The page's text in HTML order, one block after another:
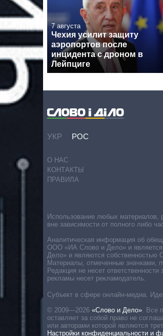
7 августа
Чехия усилит защиту
аэропортов после
инцидента с дроном в
Лейпциге
УКР РОС
О НАС
КОНТАКТЫ
ПРАВИЛА
Субъект в сфере онлайн-медиа.
© 2009—2026 «Слово и Дело» Все
оставляет за собой право не
или авторами которой являются
Настройки конфиденциальности и
Использование любых материалов,
вне зависимости от полного либо
Аналитическая информация об
ООО «ИА Слово и Дело» и
Дело» и являются собственностью
Материалы, отмеченные значками,
Редакция не несет
рекламы несет рекламодатель.